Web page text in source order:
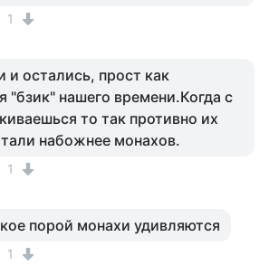
1
и остались, прост как
"бзик" нашего времени.Когда с
то так противно их
набожнее монахов.
1
порой монахи удивляются
1